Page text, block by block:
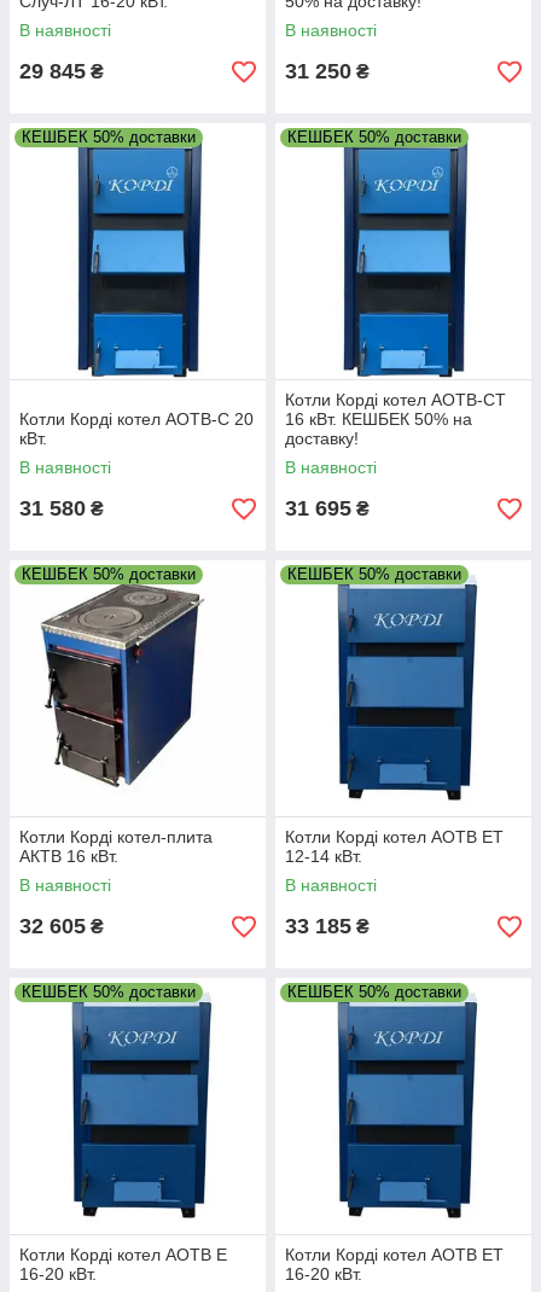
В наявності
29 845 ₴
В наявності
31 250 ₴
КЕШБЕК 50% доставки
Котли Корді котел АОТВ-С 20
кВт.
В наявності
31 580 ₴
КЕШБЕК 50% доставки
Котли Корді котел АОТВ-СТ
16 кВт. КЕШБЕК 50% на
доставку!
В наявності
31 695 ₴
КЕШБЕК 50% доставки
Котли Корді котел-плита
АКТВ 16 кВт.
В наявності
32 605 ₴
КЕШБЕК 50% доставки
Котли Корді котел АОТВ ЕТ
12-14 кВт.
В наявності
33 185 ₴
КЕШБЕК 50% доставки
Котли Корді котел АОТВ Е
16-20 кВт.
КЕШБЕК 50% доставки
Котли Корді котел АОТВ ЕТ
16-20 кВт.